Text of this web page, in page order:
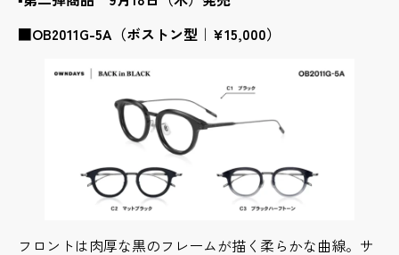
■OB2011G-5A（ボストン型｜¥15,000）
フロントは肉厚な黒のフレームが描く柔らかな曲線。サ